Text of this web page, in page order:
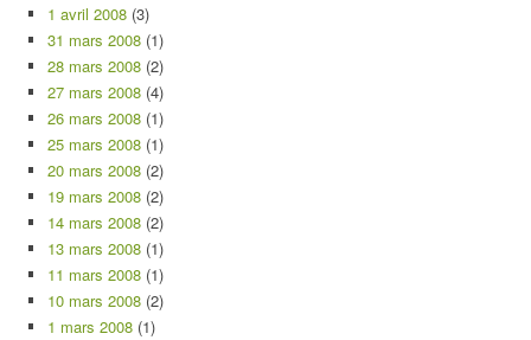
1 avril 2008 (3)
31 mars 2008 (1)
28 mars 2008 (2)
27 mars 2008 (4)
26 mars 2008 (1)
25 mars 2008 (1)
20 mars 2008 (2)
19 mars 2008 (2)
14 mars 2008 (2)
13 mars 2008 (1)
11 mars 2008 (1)
10 mars 2008 (2)
1 mars 2008 (1)